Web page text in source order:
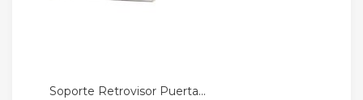
Soporte Retrovisor Puerta...